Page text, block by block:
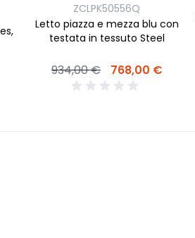
ZCLPK50556Q
Letto piazza e mezza blu con
testata in tessuto Steel
934,00 € 768,00 €